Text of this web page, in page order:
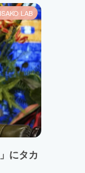
LAB
にタカ